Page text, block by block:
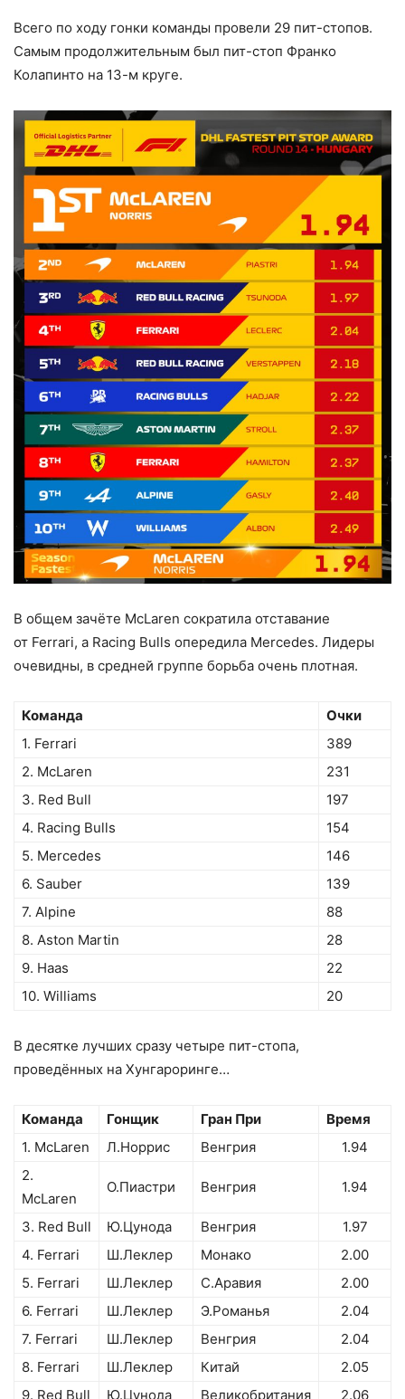
Всего по ходу гонки команды провели 29 пит-стопов.
Cамым продолжительным был пит-стоп Франко
Колапинто на 13-м круге.
В общем зачёте McLaren сократила отставание
от Ferrari, а Racing Bulls опередила Mercedes. Лидеры
очевидны, в средней группе борьба очень плотная.
Команда
Очки
1. Ferrari
389
2. McLaren
231
3. Red Bull
197
4. Racing Bulls
154
5. Mercedes
146
6. Sauber
139
7. Alpine
88
8. Aston Martin
28
9. Haas
22
10. Williams
20
В десятке лучших сразу четыре пит-стопа,
проведённых на Хунгароринге…
Команда Гонщик Гран При
Время
1. McLaren
Л.Норрис Венгрия
1.94
2.
McLaren
О.Пиастри Венгрия 1.94
3. Red Bull Ю.Цунода Венгрия
1.97
4. Ferrari
Ш.Леклер Монако
2.00
5. Ferrari
Ш.Леклер С.Аравия
2.00
6. Ferrari
Ш.Леклер Э.Романья
2.04
7. Ferrari
Ш.Леклер Венгрия
2.04
8. Ferrari
Ш.Леклер Китай
2.05
9. Red Bull
Ю.Цунода Великобритания 2.06